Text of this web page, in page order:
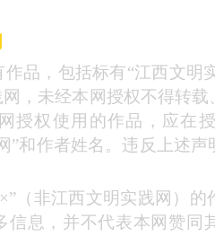
品，包括标有“江西文明
，未经本网授权不得转
授权使用的作品，应在
”和作者姓名。违反上述
（非江西文明实践网）
信息，并不代表本网赞同